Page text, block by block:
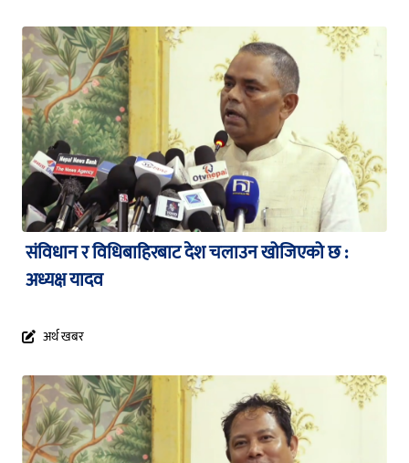
संविधान र विधिबाहिरबाट देश चलाउन खोजिएको छ :
अध्यक्ष यादव
अर्थ खबर